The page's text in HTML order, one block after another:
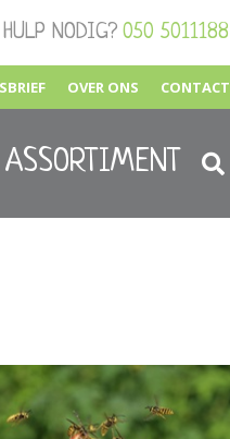
HULP NODIG? 050 5011188
OVER ONS CONTACT